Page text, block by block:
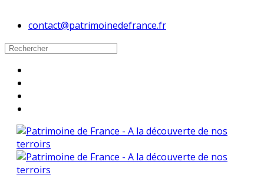
contact@patrimoinedefrance.fr